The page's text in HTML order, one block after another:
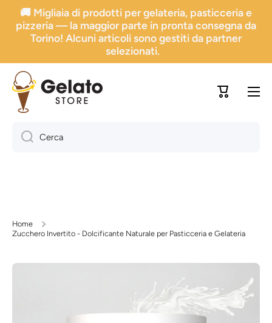
Vai direttamente ai contenuti
🚚 Migliaia di prodotti per gelateria, pasticceria e
pizzeria — la maggior parte in pronta consegna da
Torino! Alcuni articoli sono gestiti da partner
selezionati.
Carrello
Cerca
Home
Zucchero Invertito - Dolcificante Naturale per Pasticceria e Gelateria
Passa alle informazioni sul prodotto